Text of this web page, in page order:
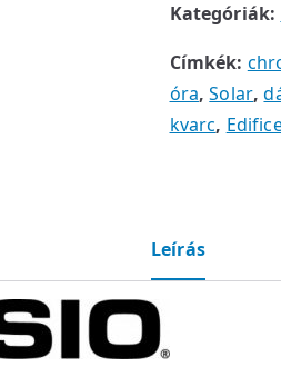
Kategóriák:
Címkék:
óra,Solar,
kvarc,
Leírás